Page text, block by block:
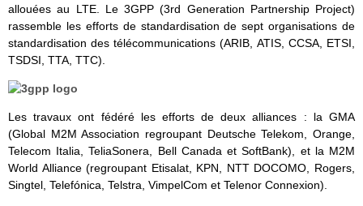
allouées au LTE. Le 3GPP (3rd Generation Partnership Project)
rassemble les efforts de standardisation de sept organisations de
standardisation des télécommunications (ARIB, ATIS, CCSA, ETSI,
TSDSI, TTA, TTC).
Les travaux ont fédéré les efforts de deux alliances : la GMA
(Global M2M Association regroupant Deutsche Telekom, Orange,
Telecom Italia, TeliaSonera, Bell Canada et SoftBank), et la M2M
World Alliance (regroupant Etisalat, KPN, NTT DOCOMO, Rogers,
Singtel, Telefónica, Telstra, VimpelCom et Telenor Connexion).